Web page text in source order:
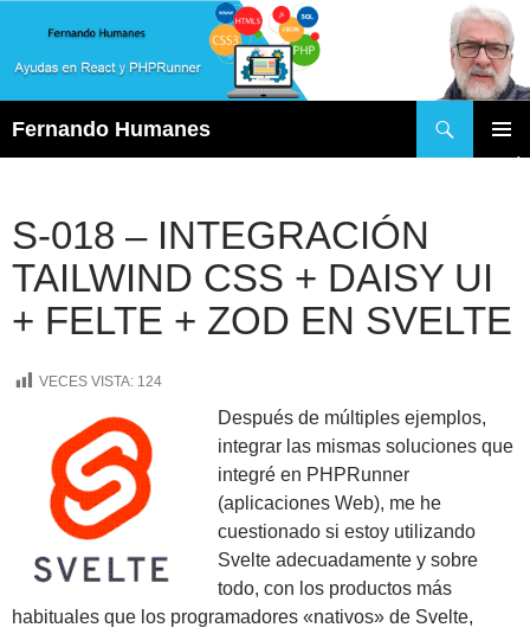
Fernando Humanes
S-018 – INTEGRACIÓN
TAILWIND CSS + DAISY UI
+ FELTE + ZOD EN SVELTE
VECES VISTA: 124
Después de múltiples ejemplos,
integrar las mismas soluciones que
integré en PHPRunner
(aplicaciones Web), me he
cuestionado si estoy utilizando
Svelte adecuadamente y sobre
todo, con los productos más
habituales que los programadores «nativos» de Svelte,